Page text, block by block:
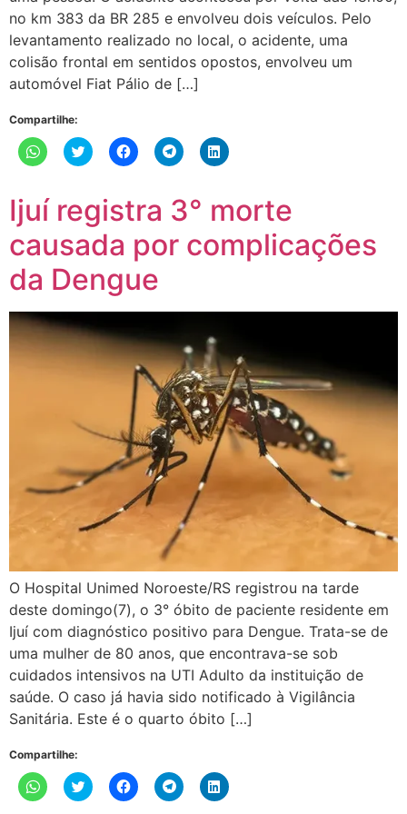
no km 383 da BR 285 e envolveu dois veículos. Pelo
levantamento realizado no local, o acidente, uma
colisão frontal em sentidos opostos, envolveu um
automóvel Fiat Pálio de […]
Compartilhe:
Clique
para
WhatsApp(abre
em
nova
Clique
para
Twitter(abre
em
nova
janela)
Clique
para
Facebook(abre
em
nova
Clique
para
Telegram(abre
em
nova
Clique
para
em
nova
Ijuí registra 3° morte
causada por complicações
da Dengue
O Hospital Unimed Noroeste/RS registrou na tarde
deste domingo(7), o 3° óbito de paciente residente em
Ijuí com diagnóstico positivo para Dengue. Trata-se de
uma mulher de 80 anos, que encontrava-se sob
cuidados intensivos na UTI Adulto da instituição de
saúde. O caso já havia sido notificado à Vigilância
Sanitária. Este é o quarto óbito […]
Compartilhe:
Clique
para
Clique
para
Clique
para
Clique
para
Clique
para